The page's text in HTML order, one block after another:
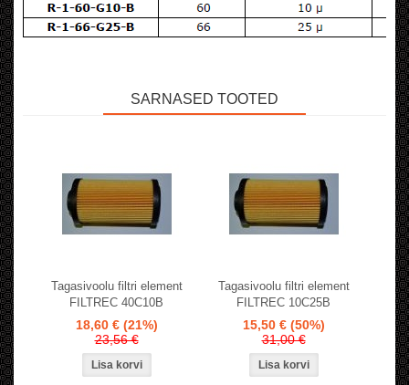
SARNASED TOOTED
Tagasivoolu filtri element
FILTREC 40C10B
18,60 € (21%)
23,56 €
Tagasivoolu filtri element
FILTREC 10C25B
15,50 € (50%)
31,00 €